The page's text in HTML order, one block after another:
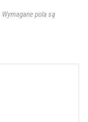
Wymagane pola są